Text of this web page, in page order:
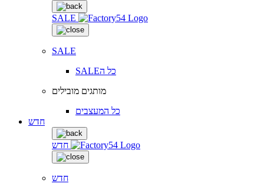
SALE
SALE
SALEכל ה
מותגים מובילים
כל המעצבים
חדש
חדש
חדש